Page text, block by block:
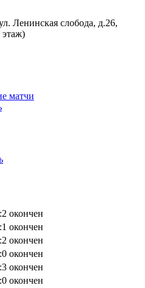
Ленинская слобода, д.26,
матчи
окончен
окончен
окончен
окончен
окончен
окончен